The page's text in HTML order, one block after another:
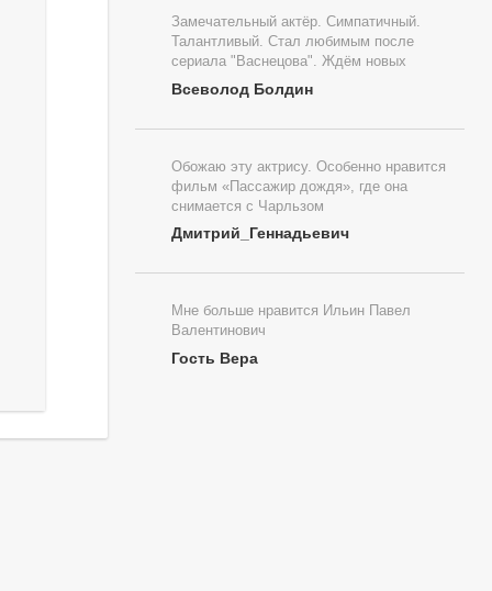
Замечательный актёр. Симпатичный.
Талантливый. Стал любимым после
сериала "Васнецова". Ждём новых
Всеволод Болдин
Обожаю эту актрису. Особенно нравится
фильм «Пассажир дождя», где она
снимается с Чарльзом
Дмитрий_Геннадьевич
Мне больше нравится Ильин Павел
Валентинович
Гость Вера